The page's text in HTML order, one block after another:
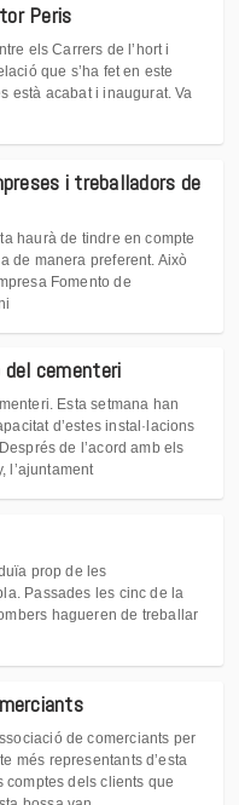
Peris
els Carrers de l’hort i
que s’ha fet en este
està acabat i inaugurat. Va
i treballadors de
haurà de tindre en compte
de manera preferent. Això
Fomento de
del cementeri
Esta setmana han
d’estes instal·lacions
de l’acord amb els
l’ajuntament
prop de les
Passades les cinc de la
hagueren de treballar
de comerciants per
més representants d’esta
dels clients que